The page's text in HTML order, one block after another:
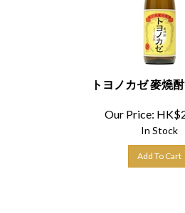
トヨノカゼ 麥燒酎
Our Price: HK$
In Stock